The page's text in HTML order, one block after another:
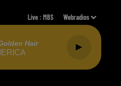
Live :MBS Webradios
Hair